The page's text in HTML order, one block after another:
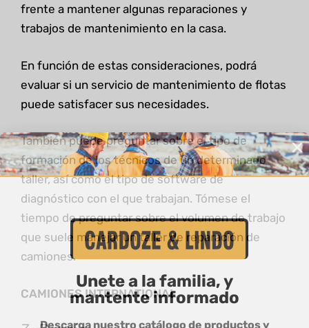
frente a mantener algunas reparaciones y
trabajos de mantenimiento en la casa.
En función de estas consideraciones, podrá
evaluar si un servicio de mantenimiento de flotas
puede satisfacer sus necesidades.
También puede preguntar sobre el tipo de
formación de los técnicos de un determinado
taller, así como el tipo de software de
diagnóstico con el que trabajan. Tómese el
tiempo de preguntar sobre el volumen de trabajo
que suele manejar un taller de reparación de
camiones.
CAMIONES INTERNATIONAL
Unete a la familia, y
mantente informado
Descarga nuestro catálogo de productos y